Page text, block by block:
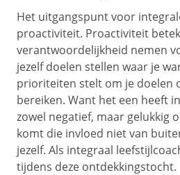
Het uitgangspunt voor
proactiviteit. Proactiviteit
verantwoordelijkheid nemen
jezelf doelen stellen waar je
prioriteiten stelt om je doelen
bereiken. Want het een heeft
zowel negatief, maar gelukkig
komt die invloed niet van
jezelf. Als integraal
tijdens deze ontdekkingstocht.